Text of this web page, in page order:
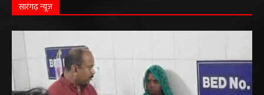
सारंगढ़ न्यूज़